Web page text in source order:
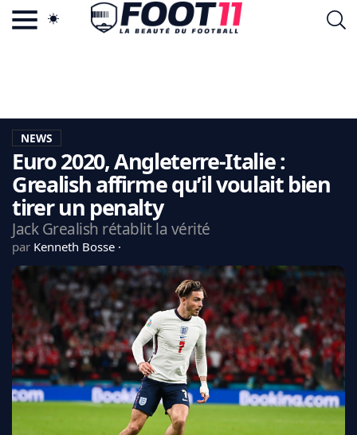
LA CHARTE
VIE PRIVÉE
CGU
CONTACTEZ-NOUS
CDM 2026
EDF
PSG
LIGUE 1
REAL MADRID
FC BARCELONE
MANCHESTER UNITED
NEWS
Euro 2020, Angleterre-Italie :
Grealish affirme qu’il voulait bien
tirer un penalty
Jack Grealish rétablit la vérité
par Kenneth Bosse